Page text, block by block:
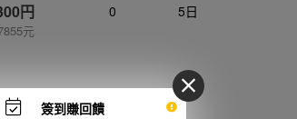
簽到賺回饋
円
元
0 5日